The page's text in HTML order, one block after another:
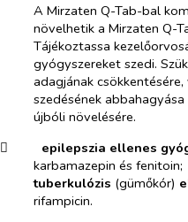
A Mirzaten Q-Tab-bal
növelhetik a Mirzaten Q-
Tájékoztassa
gyógyszereket szedi.
adagjának
szedésének
újbóli növelésére.
​
epilepszia ellenes
karbamazepin és fenitoin;
tuberkulózis (gümőkór)
rifampicin.